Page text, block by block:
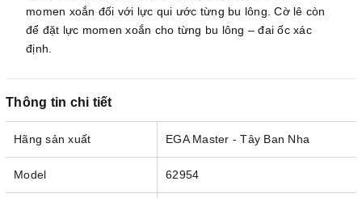
momen xoắn đối với lực qui ước từng bu lông. Cờ lê còn
để đặt lực momen xoắn cho từng bu lông – đai ốc xác
định.
Thông tin chi tiết
Hãng sản xuất EGA Master - Tây Ban Nha
Model 62954